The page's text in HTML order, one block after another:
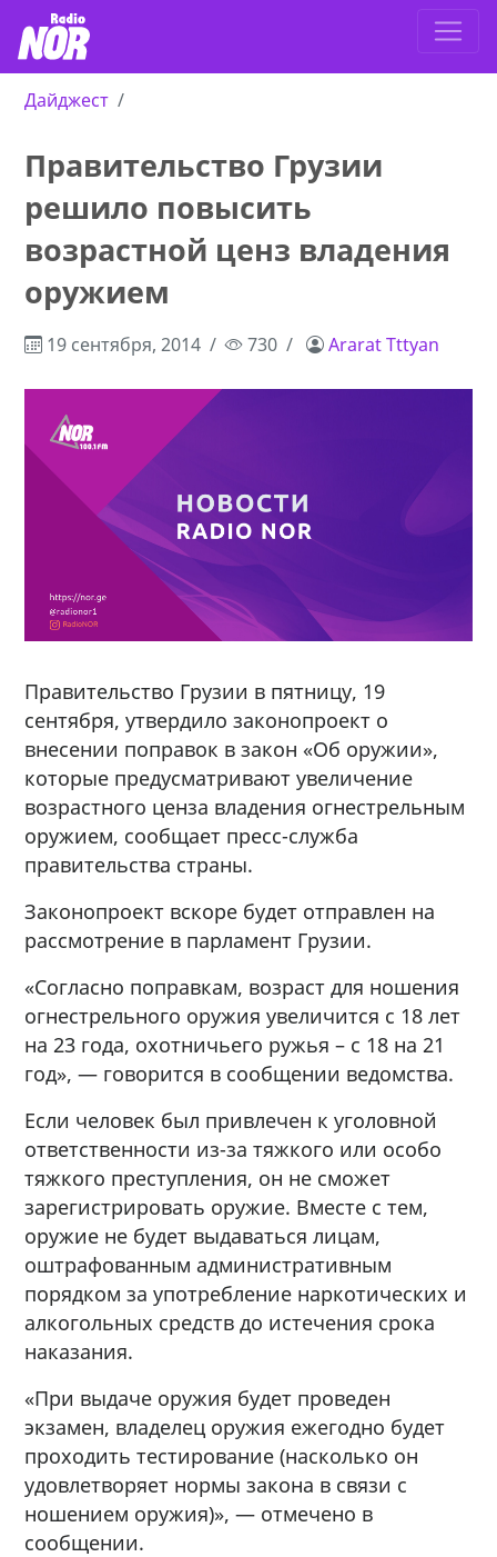
Дайджест
Правительство Грузии
решило повысить
возрастной ценз владения
оружием
19 сентября, 2014 730 Ararat Tttyan
Правительство Грузии в пятницу, 19
сентября, утвердило законопроект о
внесении поправок в закон «Об оружии»,
которые предусматривают увеличение
возрастного ценза владения огнестрельным
оружием, сообщает пресс-служба
правительства страны.
Законопроект вскоре будет отправлен на
рассмотрение в парламент Грузии.
«Согласно поправкам, возраст для ношения
огнестрельного оружия увеличится с 18 лет
на 23 года, охотничьего ружья – с 18 на 21
год», — говорится в сообщении ведомства.
Если человек был привлечен к уголовной
ответственности из-за тяжкого или особо
тяжкого преступления, он не сможет
зарегистрировать оружие. Вместе с тем,
оружие не будет выдаваться лицам,
оштрафованным административным
порядком за употребление наркотических и
алкогольных средств до истечения срока
наказания.
«При выдаче оружия будет проведен
экзамен, владелец оружия ежегодно будет
проходить тестирование (насколько он
удовлетворяет нормы закона в связи с
ношением оружия)», — отмечено в
сообщении.